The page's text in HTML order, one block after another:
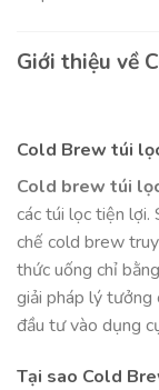
Giới thiệu về
Cold Brew túi
Cold brew túi
các túi lọc tiện lợi.
chế cold brew
thức uống chỉ
giải pháp lý tưởng
đầu tư vào dụng
Tại sao Cold